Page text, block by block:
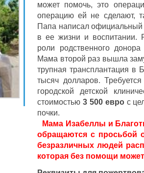
может помочь, это
операцию ей не сделают,
Папа написал официальный
в ее жизни и воспитании.
роли родственного
Мама второй раз вышла
трупная трансплантация в
тысяч долларов.
городской детской
стоимостью 3 500 еврос
почки.
Мама Изабеллы и
обращаются с просьбой
безразличных людей
которая без помощи